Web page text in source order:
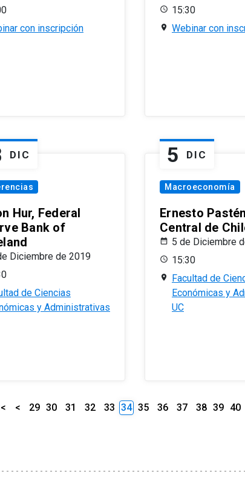
con inscripción
15:30
Webinar con
DIC
Hur, Federal
Bank of
Diciembre de 2019
de Ciencias
y Administrativas
5 DIC
Macroeconomía
Ernesto
Central de
5 de Diciembre
15:30
Facultad de
Económicas y
UC
< 29 30 31 32 33 34 35 36 37 38 39 40